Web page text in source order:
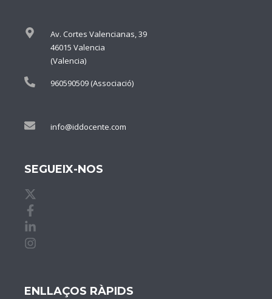
Av. Cortes Valencianas, 39
46015 Valencia
(Valencia)
960590509 (Associació)
info@iddocente.com
SEGUEIX-NOS
ENLLAÇOS RÀPIDS